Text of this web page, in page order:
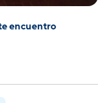
encuentro